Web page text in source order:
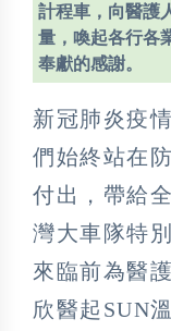
計程車，向醫護
量，喚起各行各
奉獻的感謝。
新冠肺炎疫
們始終站在
付出，帶給
灣大車隊特
來臨前為醫
欣醫起SUN